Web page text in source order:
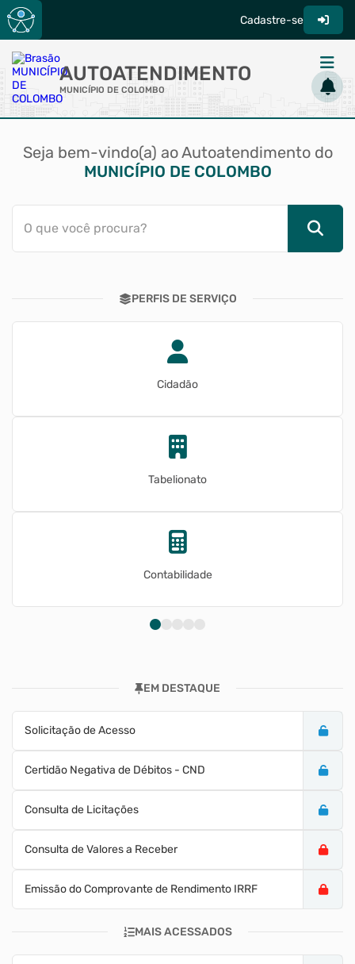
Cadastre-se
AUTOATENDIMENTO
MUNICÍPIO DE COLOMBO
Acessibilidade
Diário Oficial
Transparência
Seja bem-vindo(a) ao Autoatendimento do
MUNICÍPIO DE COLOMBO
O que você procura?
PERFIS DE SERVIÇO
Cidadão
Tabelionato
Contabilidade
EM DESTAQUE
Solicitação de Acesso
Certidão Negativa de Débitos - CND
Consulta de Licitações
Consulta de Valores a Receber
Emissão do Comprovante de Rendimento IRRF
MAIS ACESSADOS